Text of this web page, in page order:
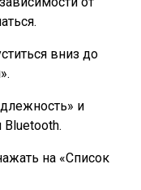
вниз до
и
на «Список